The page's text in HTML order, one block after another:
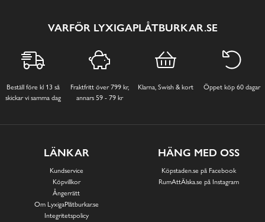
VARFÖR LYXIGAPLÅTBURKAR.SE
Beställ före kl 13 så
skickar vi samma dag
Fraktfritt över 799 kr,
annars 59 - 79 kr
Klarna, Swish & kort Öppet köp 60 dagar
LÄNKAR
Kundservice
Köpvillkor
Ångerrätt
Om LyxigaPlåtburkar.se
Integritetspolicy
HÄNG MED OSS
Köpstaden.se på Facebook
RumAttÄlska.se på Instagram